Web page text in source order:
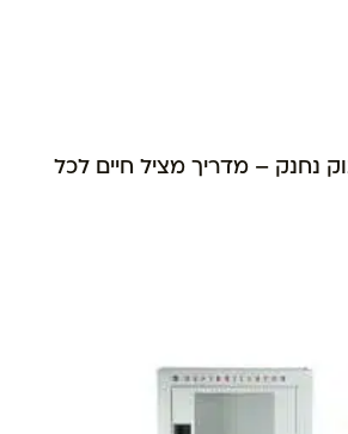
נחנק – מדריך מציל חיים לכל